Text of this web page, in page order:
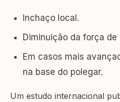
Inchaço local.
Diminuição da força de
Em casos mais
na base do polegar.
Um estudo internacional